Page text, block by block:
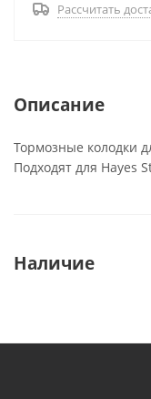
Рассчитать
Описание
Тормозные колодки
Подходят для Hayes
Наличие